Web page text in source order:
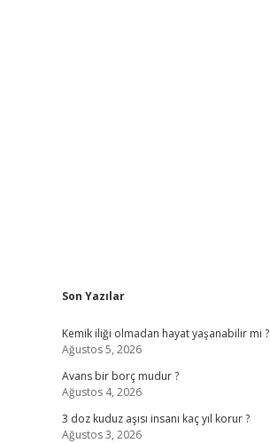
Sidebar
Son Yazılar
Kemik iliği olmadan hayat yaşanabilir mi ?
Ağustos 5, 2026
Avans bir borç mudur ?
Ağustos 4, 2026
3 doz kuduz aşısı insanı kaç yıl korur ?
Ağustos 3, 2026